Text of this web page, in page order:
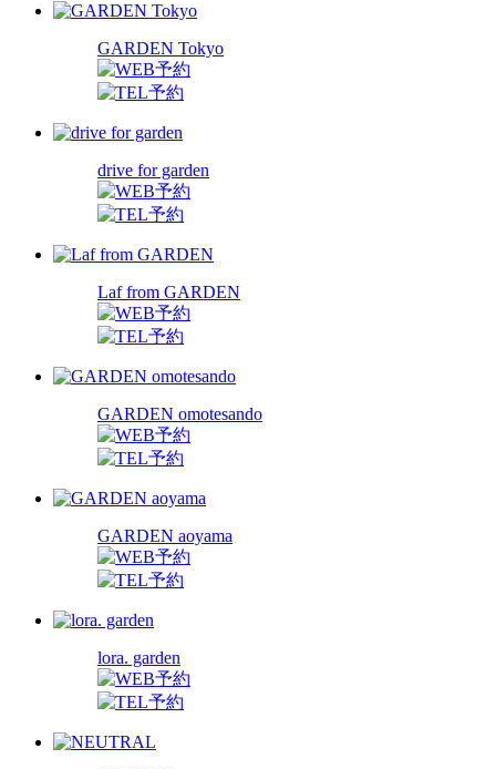
GARDEN Tokyo
drive for garden
Laf from GARDEN
GARDEN omotesando
GARDEN aoyama
lora. garden